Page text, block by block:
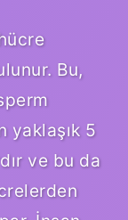
Bu,
yaklaşık 5
ve bu da